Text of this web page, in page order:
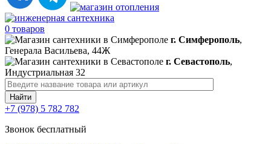
0 товаров
г. Симферополь,
Генерала Васильева, 44Ж
г. Севастополь,
Индустриальная 32
+7 (978) 5 782 782
Звонок бесплатный